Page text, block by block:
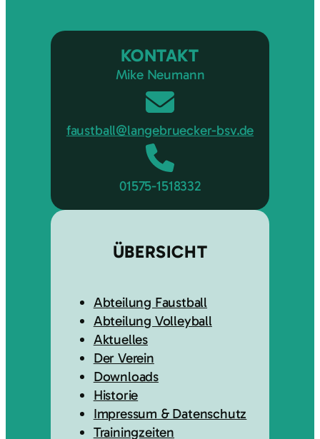
KONTAKT
Mike Neumann
faustball@langebruecker-bsv.de
01575-1518332
ÜBERSICHT
Abteilung Faustball
Abteilung Volleyball
Aktuelles
Der Verein
Downloads
Historie
Impressum & Datenschutz
Trainingzeiten